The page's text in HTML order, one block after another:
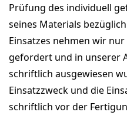
Prüfung des individuell
seines Materials
Einsatzes nehmen wir
gefordert und in unserer
schriftlich ausgewiesen
Einsatzzweck und die
schriftlich vor der